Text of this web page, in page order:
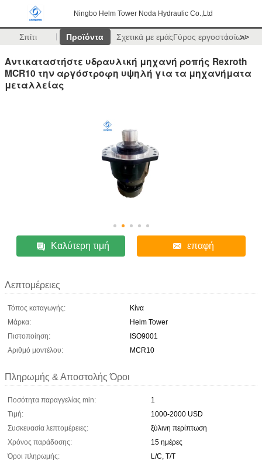
Ningbo Helm Tower Noda Hydraulic Co.,Ltd
Σπίτι Προϊόντα Σχετικά με εμάςΓύρος εργοστασίων
>>
Αντικαταστήστε υδραυλική μηχανή ροπής Rexroth
MCR10 την αργόστροφη υψηλή για τα μηχανήματα
μεταλλείας
Καλύτερη τιμή επαφή
Λεπτομέρειες
Τόπος καταγωγής:
Κίνα
Μάρκα:
Helm Tower
Πιστοποίηση:
ISO9001
Αριθμό μοντέλου:
MCR10
Πληρωμής & Αποστολής Όροι
Ποσότητα παραγγελίας min:
1
Τιμή:
1000-2000 USD
Συσκευασία λεπτομέρειες:
ξύλινη περίπτωση
Χρόνος παράδοσης:
15 ημέρες
Όροι πληρωμής:
L/C, T/T